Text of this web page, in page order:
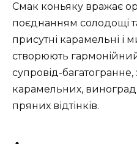
Смак коньяку вражає
поєднанням солодощі
присутні карамельні і
створюють
супровід-
карамельних,
пряних відтінків.